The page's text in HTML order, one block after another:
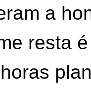
a
resta